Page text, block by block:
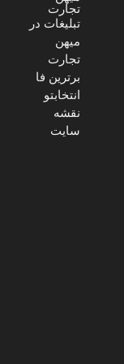
تجارت
تبلیغات در
میهن
تجارت
برترین فا
انتخابتو
نقشه
سایت